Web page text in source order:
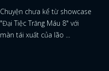
Chuyện chưa kể từ showcase
"Đại Tiệc Trăng Máu 8" với
màn tái xuất của lão ...